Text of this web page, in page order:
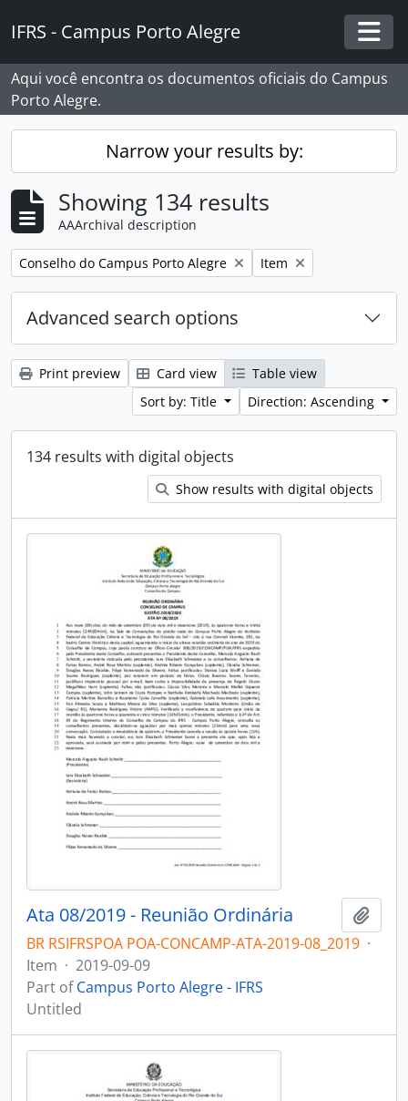
IFRS - Campus Porto Alegre
Aqui você encontra os documentos oficiais do Campus
Porto Alegre.
Narrow your results by:
Showing 134 results
AAArchival description
Remove filter:
Conselho do Campus Porto Alegre Remove filter:
Item
Advanced search options
Print preview Card view
Table view
Sort by: Title
Direction: Ascending
134 results with digital objects
Show results with digital objects
Ata 08/2019 - Reunião Ordinária
BR RSIFRSPOA POA-CONCAMP-ATA-2019-08_2019 ·
Item · 2019-09-09
Part ofCampus Porto Alegre - IFRS
Untitled